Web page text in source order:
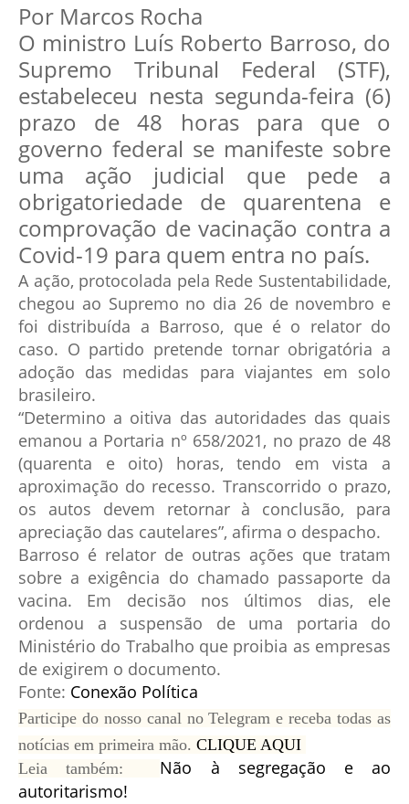
Por Marcos Rocha
O ministro Luís Roberto Barroso, do
Supremo Tribunal Federal (STF),
estabeleceu nesta segunda-feira (6)
prazo de 48 horas para que o
governo federal se manifeste sobre
uma ação judicial que pede a
obrigatoriedade de quarentena e
comprovação de vacinação contra a
Covid-19 para quem entra no país.
A ação, protocolada pela Rede Sustentabilidade,
chegou ao Supremo no dia 26 de novembro e
foi distribuída a Barroso, que é o relator do
caso. O partido pretende tornar obrigatória a
adoção das medidas para viajantes em solo
brasileiro.
“Determino a oitiva das autoridades das quais
emanou a Portaria nº 658/2021, no prazo de 48
(quarenta e oito) horas, tendo em vista a
aproximação do recesso. Transcorrido o prazo,
os autos devem retornar à conclusão, para
apreciação das cautelares”, afirma o despacho.
Barroso é relator de outras ações que tratam
sobre a exigência do chamado passaporte da
vacina. Em decisão nos últimos dias, ele
ordenou a suspensão de uma portaria do
Ministério do Trabalho que proibia as empresas
de exigirem o documento.
Fonte: Conexão Política
Participe do nosso canal no Telegram e receba todas as
notícias em primeira mão. CLIQUE AQUI
Leiatambém: Não à segregação e ao
autoritarismo!